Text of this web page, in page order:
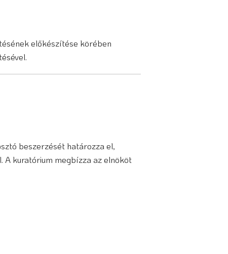
előkészítése körében
beszerzését határozza el,
A kuratórium megbízza az elnököt